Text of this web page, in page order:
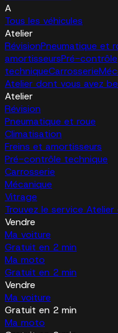
A
Tous les véhicules
Atelier
RévisionPneumatique et
amortisseursPré-contrôle
techniqueCarrosserie
Atelier dont vous avez
Atelier
Révision
Pneumatique et roue
Climatisation
Freins et amortisseurs
Pré-contrôle technique
Carrosserie
Mécanique
Vitrage
Trouvez le service
Vendre
Ma voiture
Gratuit en 2 min
Ma moto
Gratuit en 2 min
Vendre
Ma voiture
Gratuit en 2 min
Ma moto